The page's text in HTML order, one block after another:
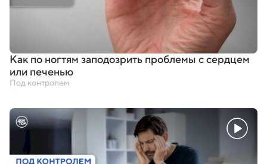
Как по ногтям заподозрить проблемы с сердцем
или печенью
Под контролем